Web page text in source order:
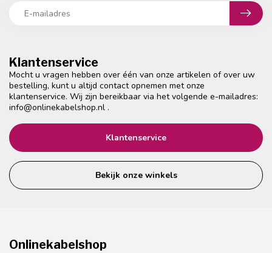
Klantenservice
Mocht u vragen hebben over één van onze artikelen of over uw
bestelling, kunt u altijd contact opnemen met onze
klantenservice. Wij zijn bereikbaar via het volgende e-mailadres:
info@onlinekabelshop.nl .
Klantenservice
Bekijk onze winkels
Onlinekabelshop